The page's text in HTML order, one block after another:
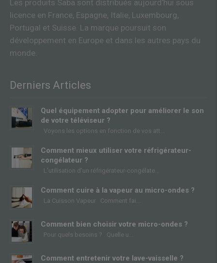
Les produits Saba sont distribués aujourd’hui sous
licence en France, Espagne, Italie, Luxembourg,
Portugal et Suisse. La marque poursuit son
développement en Europe et dans les autres pays du
monde.
Derniers Articles
Quel équipement adopter pour améliorer le son
de votre téléviseur ?
Voyons les options en fonction de vos att
Comment mieux utiliser votre réfrigérateur-
congélateur ?
L'utilisation d'un réfrigérateur-congélate
Comment cuire à la vapeur au micro-ondes ?
La Cuisson Vapeur Comment fai
Comment bien choisir votre micro-ondes ?
Pour quels besoins ? Quelle u
Comment entretenir votre lave-vaisselle ?